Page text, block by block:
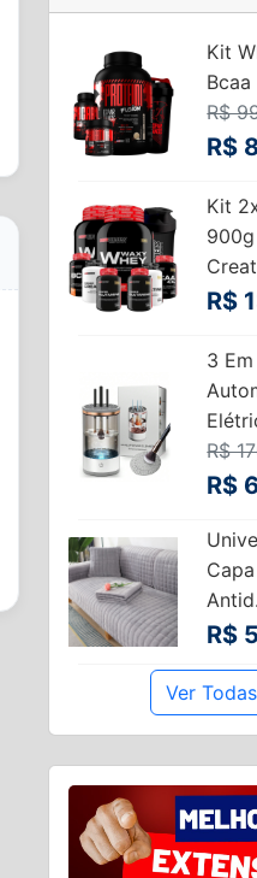
Kit
R$
R$
Kit
R$
3
R$
R$
R$
Ver